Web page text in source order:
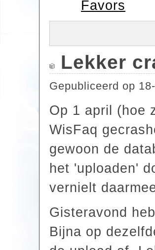
Lekker
Gepubliceerd op
Op 1 april (hoe
WisFaq
gewoon de
het 'uploaden'
vernielt
Gisteravond
Bijna op